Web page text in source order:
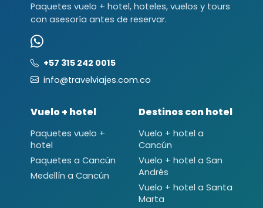
Paquetes vuelo + hotel, hoteles, vuelos y tours
con asesoría antes de reservar.
+57 315 242 0015
info@travelviajes.com.co
Vuelo + hotel
Paquetes vuelo +
hotel
Paquetes a Cancún
Medellín a Cancún
Destinos con hotel
Vuelo + hotel a
Cancún
Vuelo + hotel a San
Andrés
Vuelo + hotel a Santa
Marta